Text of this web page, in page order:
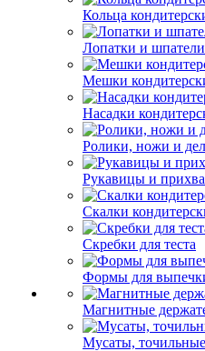
Кольца
Лопатки и
Мешки
Насадки
Ролики, ножи и
Рукавицы и
Скалки
Скребки для теста
Формы для
Магнитные
Мусаты,